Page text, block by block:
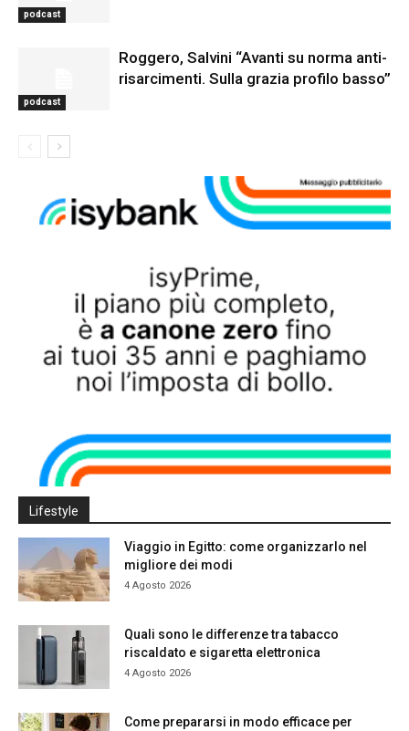
podcast
podcast
Roggero, Salvini “Avanti su norma anti-
risarcimenti. Sulla grazia profilo basso”
Lifestyle
Viaggio in Egitto: come organizzarlo nel
migliore dei modi
4 Agosto 2026
Quali sono le differenze tra tabacco
riscaldato e sigaretta elettronica
4 Agosto 2026
Come prepararsi in modo efficace per